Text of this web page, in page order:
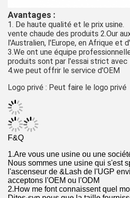
Avantages :
1. De haute qualité et le prix usine.
vente chaude des produits 2.Our
l'Australien, l'Europe, en Afrique et
3.We ont une équipe
produits sont par l'essai strict avec
4.we peut offrir le service d'OEM
Logo privé : Peut faire le logo privé
F&Q
1.Are vous une usine ou une
Nous sommes une usine qui s'est
l'ascenseur de &Lash de l'UGP
acceptons l'OEM ou l'ODM
2.How me font connaissent quel